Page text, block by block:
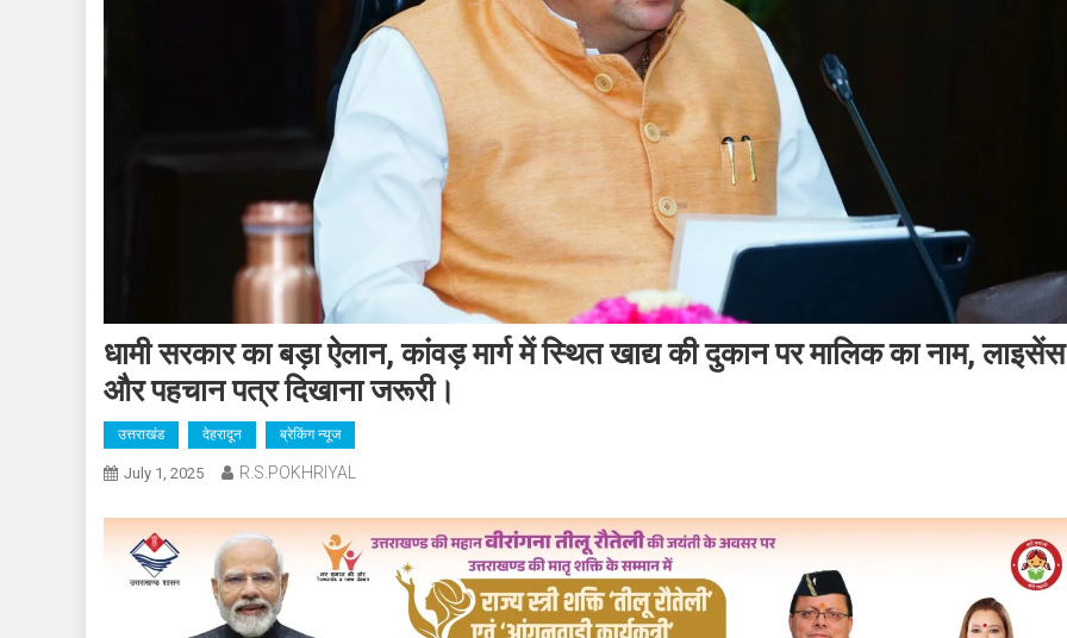
धामी सरकार का बड़ा ऐलान, कांवड़ मार्ग में स्थित खाद्य की दुकान पर मालिक का नाम, लाइसेंस
और पहचान पत्र दिखाना जरूरी।
उत्तराखंड देहरादून ब्रेकिंग न्यूज
July 1, 2025 R.S.POKHRIYAL